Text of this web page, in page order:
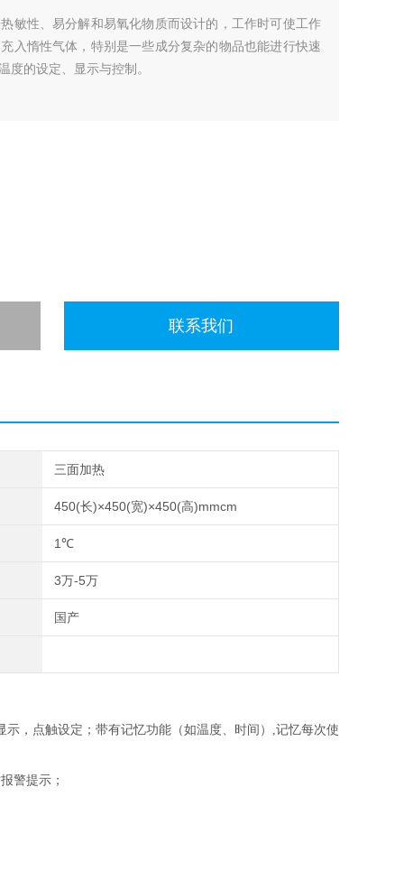
敏性、易分解和易氧化物质而设计的，工作时可使工作
入惰性气体，特别是一些成分复杂的物品也能进行快速
度的设定、显示与控制。
联系我们
三面加热
450(长)×450(宽)×450(高)mmcm
1℃
3万-5万
国产
，点触设定；带有记忆功能（如温度、时间）,记忆每次使
警提示；